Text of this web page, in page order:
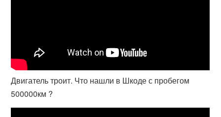
Двигатель троит. Что нашли в Шкоде с пробегом
500000км ?